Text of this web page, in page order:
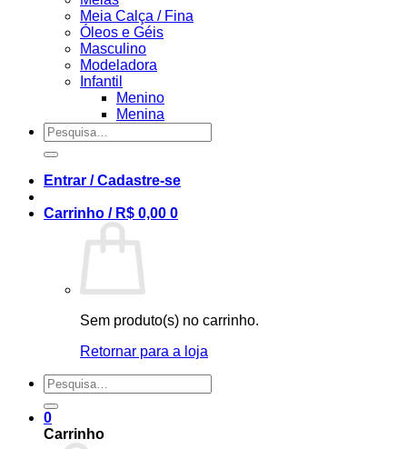
Meia Calça / Fina
Óleos e Géis
Masculino
Modeladora
Infantil
Menino
Menina
Pesquisar
por:
Entrar / Cadastre-se
Carrinho / R$ 0,00 0
Sem produto(s) no carrinho.
Retornar para a loja
Pesquisar
por:
0
Carrinho